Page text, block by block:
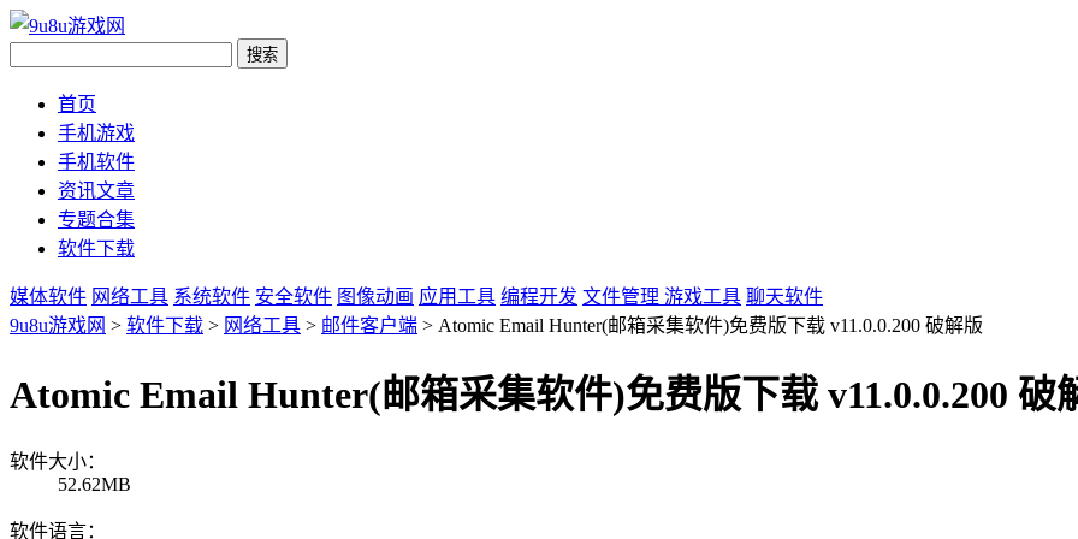
首页
手机游戏
手机软件
资讯文章
专题合集
软件下载
媒体软件 网络工具 系统软件 安全软件 图像动画 应用工具 编程开发 文件管理 游戏工具 聊天软件
9u8u游戏网 > 软件下载 > 网络工具 > 邮件客户端 > Atomic Email Hunter(邮箱采集软件)免费版下载 v11.0.0.200 破解版
Atomic Email Hunter(邮箱采集软件)免费版下载 v11.0.0.200 破
软件大小：
52.62MB
软件语言：